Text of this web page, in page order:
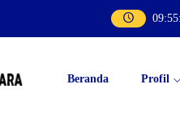
09:55:
Beranda Profil